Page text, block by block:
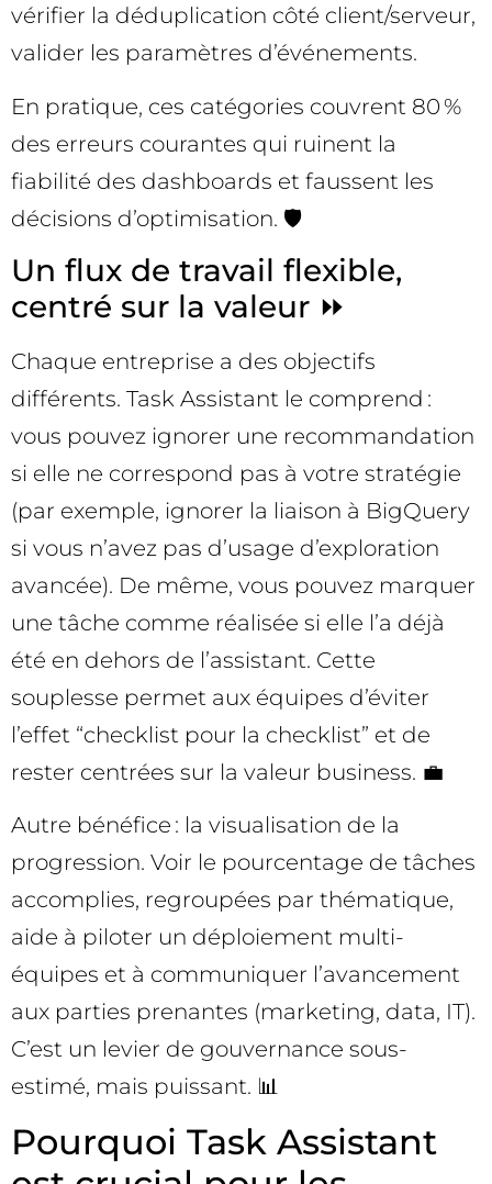
vérifier la déduplication côté client/serveur,
valider les paramètres d’événements.
En pratique, ces catégories couvrent 80 %
des erreurs courantes qui ruinent la
fiabilité des dashboards et faussent les
décisions d’optimisation. 🛡️
Un flux de travail flexible,
centré sur la valeur ⏩
Chaque entreprise a des objectifs
différents. Task Assistant le comprend :
vous pouvez ignorer une recommandation
si elle ne correspond pas à votre stratégie
(par exemple, ignorer la liaison à BigQuery
si vous n’avez pas d’usage d’exploration
avancée). De même, vous pouvez marquer
une tâche comme réalisée si elle l’a déjà
été en dehors de l’assistant. Cette
souplesse permet aux équipes d’éviter
l’effet “checklist pour la checklist” et de
rester centrées sur la valeur business. 💼
Autre bénéfice : la visualisation de la
progression. Voir le pourcentage de tâches
accomplies, regroupées par thématique,
aide à piloter un déploiement multi-
équipes et à communiquer l’avancement
aux parties prenantes (marketing, data, IT).
C’est un levier de gouvernance sous-
estimé, mais puissant. 📊
Pourquoi Task Assistant